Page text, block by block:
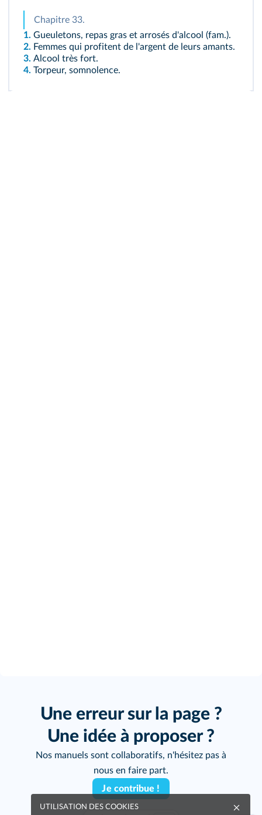
Chapitre 33.
1. Gueuletons, repas gras et arrosés d'alcool (fam.).
2. Femmes qui profitent de l'argent de leurs amants.
3. Alcool très fort.
4. Torpeur, somnolence.
Une erreur sur la page ?
Une idée à proposer ?
Nos manuels sont collaboratifs, n'hésitez pas à
nous en faire part.
Je contribue !
UTILISATION DES COOKIES